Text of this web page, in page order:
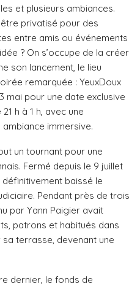
et plusieurs ambiances.
privatisé pour des
entre amis ou événements
? On s’occupe de la créer
son lancement, le lieu
remarquée : YeuxDoux
mai pour une date exclusive
h à 1 h, avec une
immersive.
un tournant pour une
Fermé depuis le 9 juillet
baissé le
Pendant près de trois
par Yann Paigier avait
patrons et habitués dans
terrasse, devenant une
dernier, le fonds de